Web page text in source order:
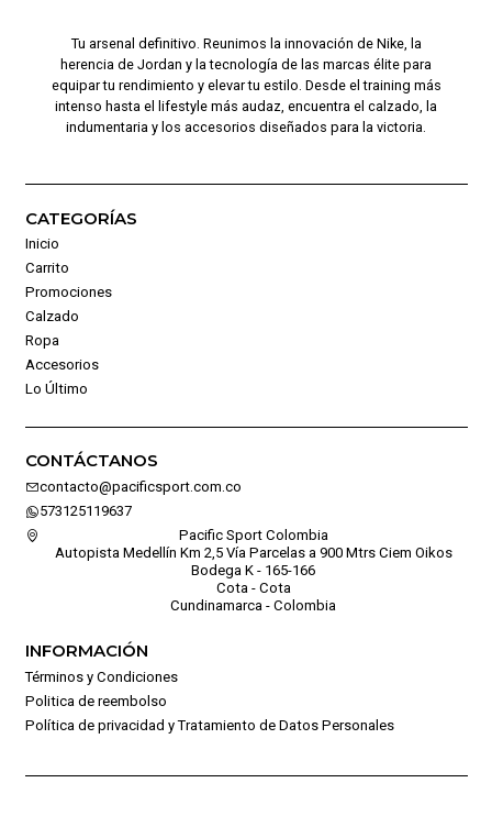
Tu arsenal definitivo. Reunimos la innovación de Nike, la
herencia de Jordan y la tecnología de las marcas élite para
equipar tu rendimiento y elevar tu estilo. Desde el training más
intenso hasta el lifestyle más audaz, encuentra el calzado, la
indumentaria y los accesorios diseñados para la victoria.
CATEGORÍAS
Inicio
Carrito
Promociones
Calzado
Ropa
Accesorios
Lo Último
CONTÁCTANOS
contacto@pacificsport.com.co
573125119637
Pacific Sport Colombia
Autopista Medellín Km 2,5 Vía Parcelas a 900 Mtrs Ciem Oikos
Bodega K - 165-166
Cota - Cota
Cundinamarca - Colombia
INFORMACIÓN
Términos y Condiciones
Politica de reembolso
Política de privacidad y Tratamiento de Datos Personales